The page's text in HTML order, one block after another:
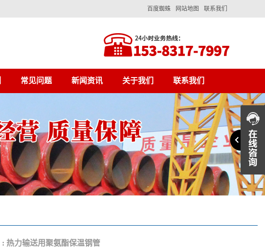
联系我们
网站地图
百度蜘蛛
常见问题 新闻资讯 关于我们 联系我们
: 热力输送用聚氨酯保温钢管